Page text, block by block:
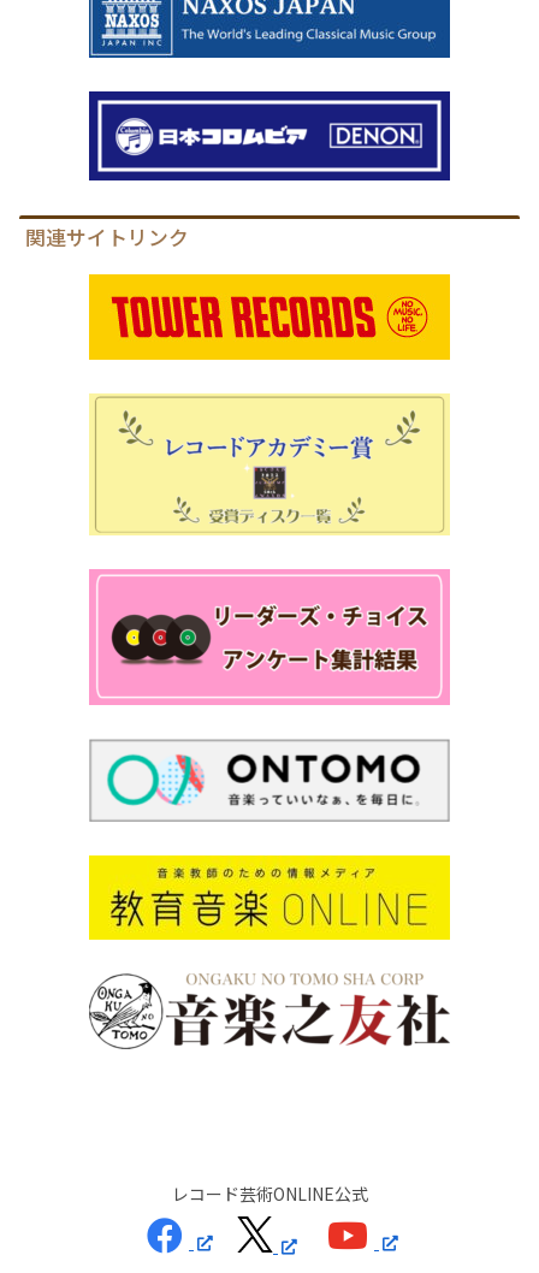
関連サイトリンク
レコード芸術ONLINE公式